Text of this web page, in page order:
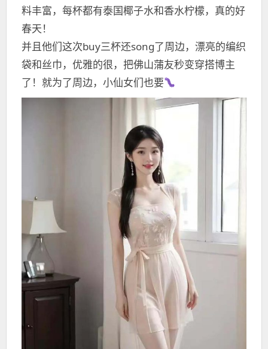
料丰富，每杯都有泰国椰子水和香水柠檬，真的好
春天！
并且他们这次buy三杯还song了周边，漂亮的编织
袋和丝巾，优雅的很，把佛山蒲友秒变穿搭博主
了！就为了周边，小仙女们也要